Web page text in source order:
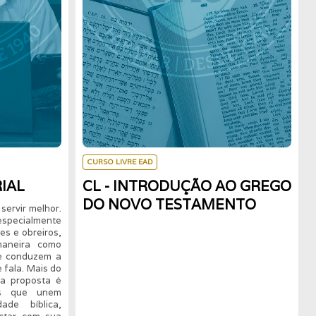
melhor.
e obreiros,
como
conduzem a
fala. Mais do
proposta é
que unem
bíblica,
CURSO LIVRE EAD
CL - INTRODUÇÃO AO GREGO
DO NOVO TESTAMENTO